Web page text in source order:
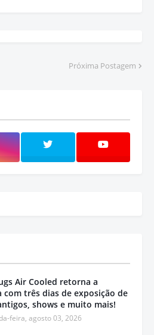
Próxima Postagem
Air Cooled retorna a
com três dias de exposição de
shows e muito mais!
feira, agosto 03, 2026